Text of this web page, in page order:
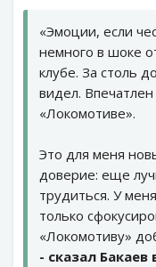
«Эмоции, если
немного в шоке
клубе. За столь
видел.
«Локомотиве».
Это для меня
доверие: еще
трудиться. У
только
«Локомотиву»
- сказал